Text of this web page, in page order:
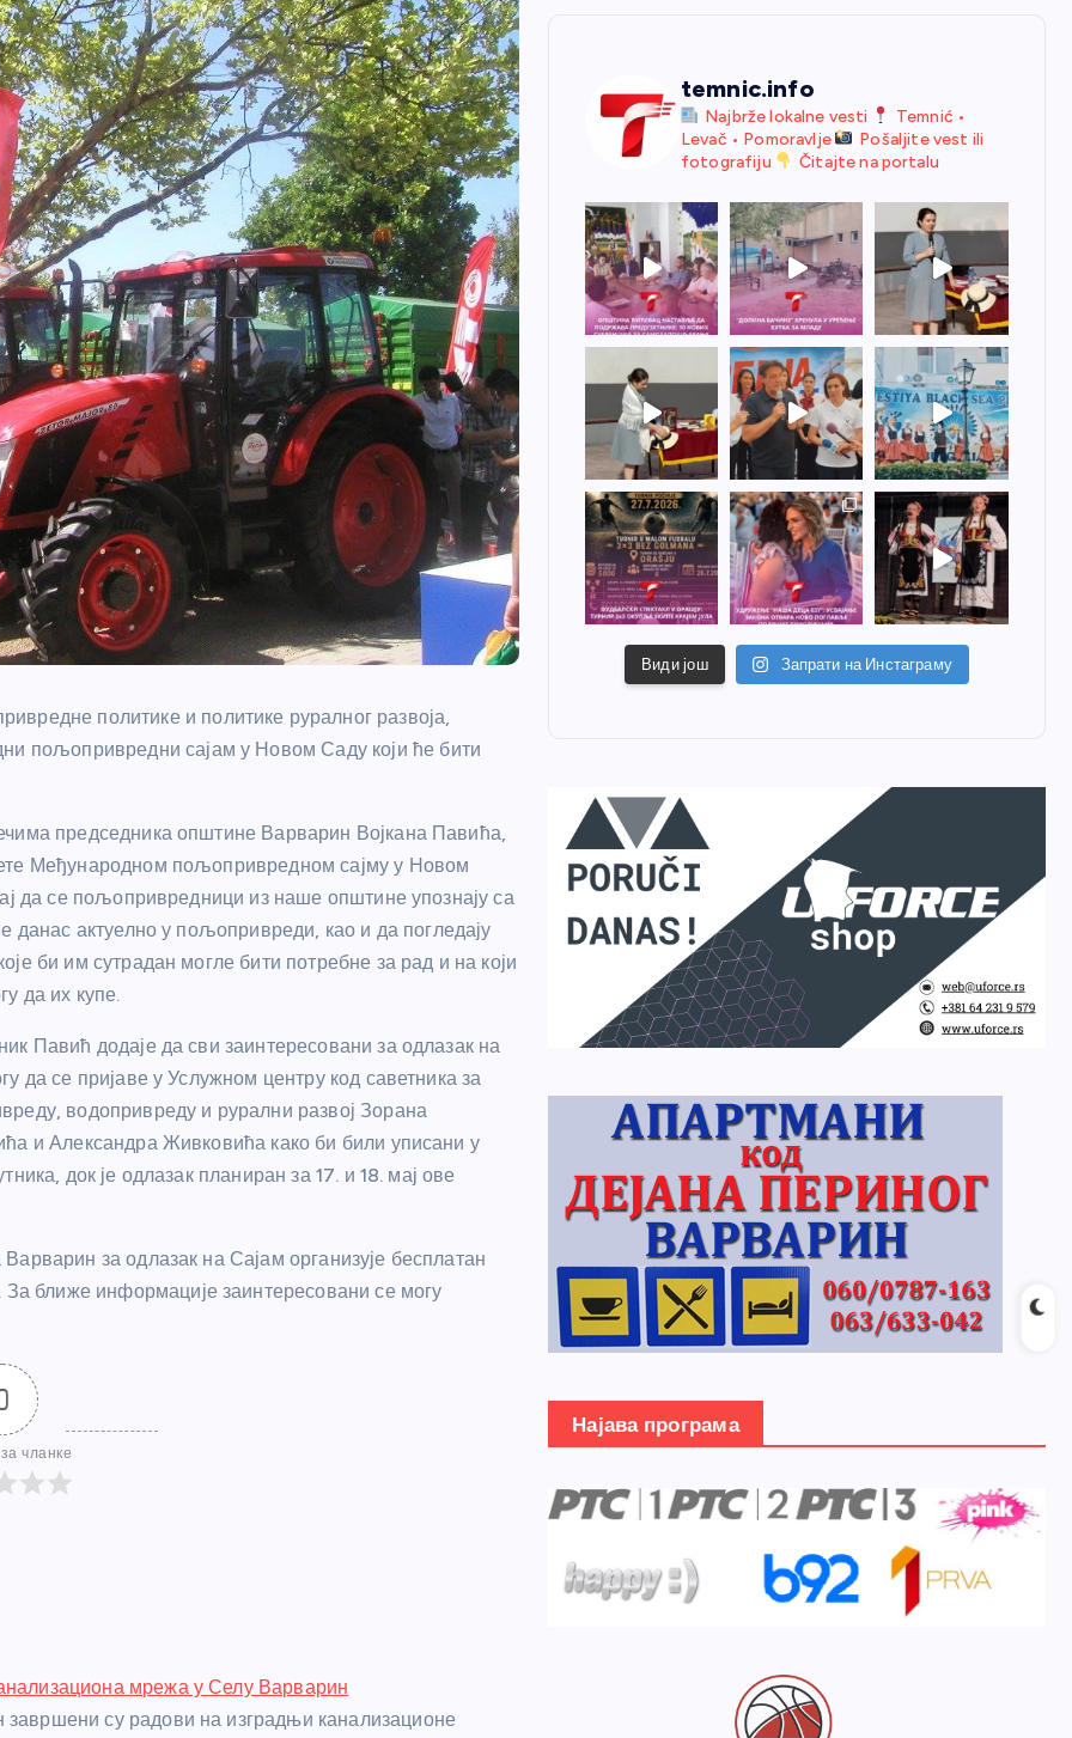
политике и политике руралног развоја,
пољопривредни сајам у Новом Саду који ће бити
председника општине Варварин Војкана Павића,
Међународном пољопривредном сајму у Новом
да се пољопривредници из наше општине упознају са
данас актуелно у пољопривреди, као и да погледају
би им сутрадан могле бити потребне за рад и на који
да их купе.
Павић додаје да сви заинтересовани за одлазак на
да се пријаве у Услужном центру код саветника за
водопривреду и рурални развој Зорана
и Александра Живковића како би били уписани у
док је одлазак планиран за 17. и 18. мај ове
за одлазак на Сајам организује бесплатан
ближе информације заинтересовани се могу
чланке
мрежа у Селу Варварин
су радови на изградњи канализационе
temnic.info
Najbrže lokalne vesti
Temnić •
Levač • Pomoravlje
Pošaljite vest ili
fotografiju
Čitajte na portalu
Види још Запрати на Инстаграму
Најава програма